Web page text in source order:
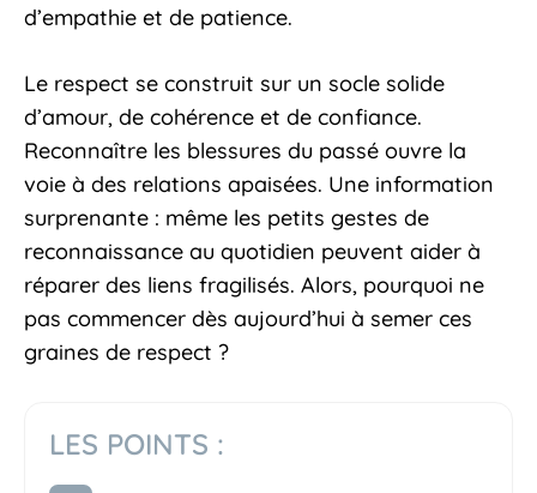
d’empathie et de patience.
Le respect se construit sur un socle solide
d’amour, de cohérence et de confiance.
Reconnaître les blessures du passé ouvre la
voie à des relations apaisées. Une information
surprenante : même les petits gestes de
reconnaissance au quotidien peuvent aider à
réparer des liens fragilisés. Alors, pourquoi ne
pas commencer dès aujourd’hui à semer ces
graines de respect ?
LES POINTS :